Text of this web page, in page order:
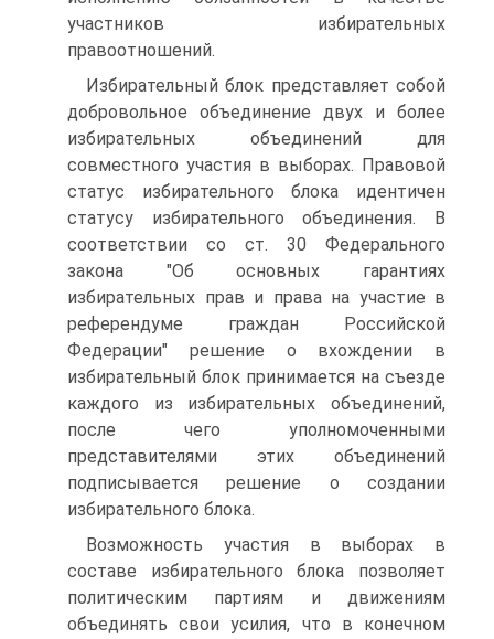
участников избирательных
правоотношений.
Избирательный блок представляет собой
добровольное объединение двух и более
избирательных объединений для
совместного участия в выборах. Правовой
статус избирательного блока идентичен
статусу избирательного объединения. В
соответствии со ст. 30 Федерального
закона "Об основных гарантиях
избирательных прав и права на участие в
референдуме граждан Российской
Федерации" решение о вхождении в
избирательный блок принимается на съезде
каждого из избирательных объединений,
после чего уполномоченными
представителями этих объединений
подписывается решение о создании
избирательного блока.
Возможность участия в выборах в
составе избирательного блока позволяет
политическим партиям и движениям
объединять свои усилия, что в конечном